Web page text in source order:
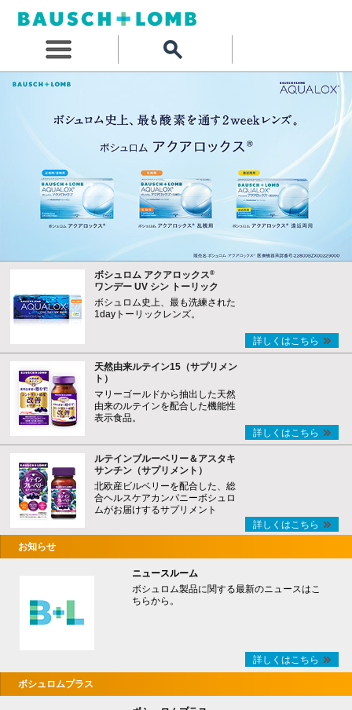
ボシュロム アクアロックス®
ワンデー UV シン トーリック
ボシュロム史上、最も洗練された
1dayトーリックレンズ。
詳しくはこちら
天然由来ルテイン15（サプリメン
ト）
マリーゴールドから抽出した天然
由来のルテインを配合した機能性
表示食品。
詳しくはこちら
ルテインブルーベリー＆アスタキ
サンチン（サプリメント）
北欧産ビルベリーを配合した、総
合ヘルスケアカンパニーボシュロ
ムがお届けするサプリメント
詳しくはこちら
お知らせ
ニュースルーム
ボシュロム製品に関する最新のニュースはこ
ちらから。
詳しくはこちら
ボシュロムプラス